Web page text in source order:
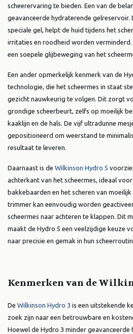
scheerervaring te bieden. Een van de
geavanceerde hydraterende gelreservoir.
speciale gel, helpt de huid tijdens het
irritaties en roodheid worden
een soepele glijbeweging van het
Een ander opmerkelijk kenmerk van de
technologie, die het scheermes in staat
gezicht nauwkeurig te volgen. Dit zorgt
grondige scheerbeurt, zelfs op moeilijk
kaaklijn en de hals. De vijf ultradunne
gepositioneerd om weerstand te
resultaat te leveren.
Daarnaast is de Wilkinson Hydro 5
achterkant van het scheermes, ideaal
bakkebaarden en het scheren van
trimmer kan eenvoudig worden
scheermes naar achteren te klappen. Dit
maakt de Hydro 5 een veelzijdige keuze
naar precisie en gemak in hun
Kenmerken van de
De Wilkinson Hydro 3 is een uitstekende
zoek zijn naar een betrouwbare en
Hoewel de Hydro 3 minder